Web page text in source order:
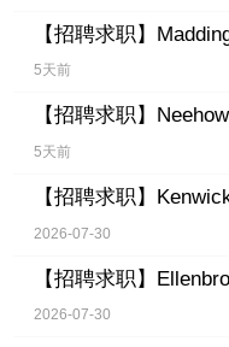
【招聘求职】
5天前
【招聘求职】
5天前
【招聘求职】
2026-07-30
【招聘求职】
2026-07-30